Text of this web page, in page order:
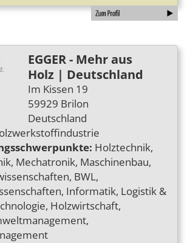
EGGER - Mehr aus
Holz | Deutschland
Im Kissen 19
59929 Brilon
Deutschland
Holztechnik,
Mechatronik, Maschinenbau,
BWL,
Informatik, Logistik &
Holzwirtschaft,